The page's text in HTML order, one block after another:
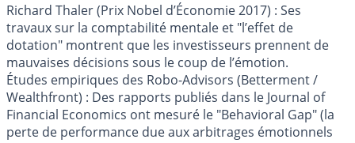
Richard Thaler (Prix Nobel d’Économie 2017) : Ses
travaux sur la comptabilité mentale et "l’effet de
dotation" montrent que les investisseurs prennent de
mauvaises décisions sous le coup de l’émotion.
Études empiriques des Robo-Advisors (Betterment /
Wealthfront) : Des rapports publiés dans le Journal of
Financial Economics ont mesuré le "Behavioral Gap" (la
perte de performance due aux arbitrages émotionnels